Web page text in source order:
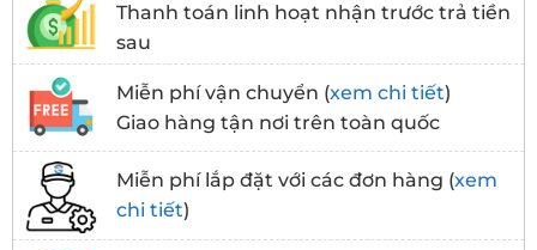
Thanh toán linh hoạt nhận trước trả tiền
sau
Miễn phí vận chuyển (xem chi tiết)
Giao hàng tận nơi trên toàn quốc
Miễn phí lắp đặt với các đơn hàng (xem
chi tiết)